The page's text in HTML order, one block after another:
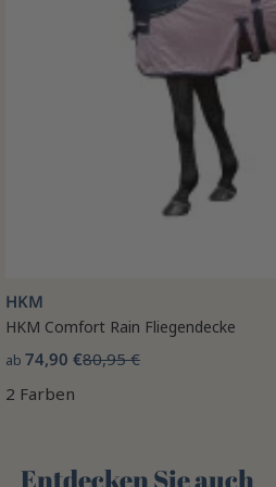
HKM
HKM Comfort Rain Fliegendecke
ab 74,90 €80,95 €
2 Farben
Entdecken Sie auch 🌻